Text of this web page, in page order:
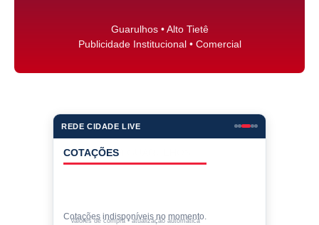
Guarulhos • Alto Tietê
Publicidade Institucional • Comercial
REDE CIDADE LIVE
COTAÇÕES
Cotações indisponíveis no momento.
Valores de compra • atualização automática